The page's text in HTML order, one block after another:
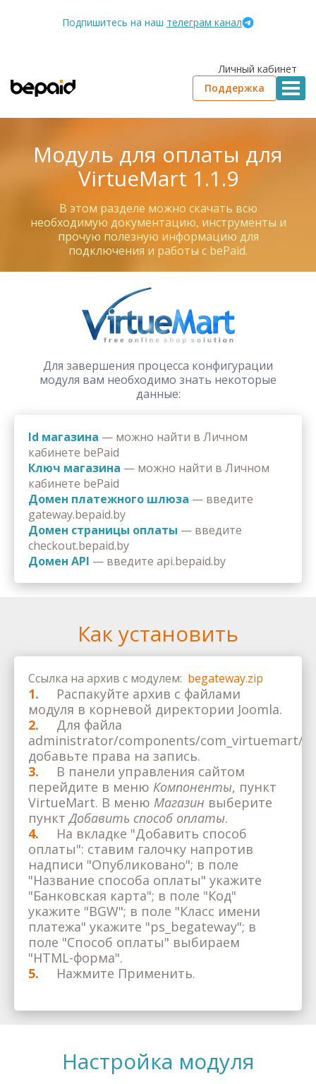
Подпишитесь на наш телеграм канал
Поддержка
Личный кабинет
Модуль для оплаты для
VirtueMart 1.1.9
В этом разделе можно скачать всю
необходимую документацию, инструменты и
прочую полезную информацию для
подключения и работы с bePaid.
Для завершения процесса конфигурации
модуля вам необходимо знать некоторые
данные:
Id магазина — можно найти в Личном
кабинете bePaid
Ключ магазина — можно найти в Личном
кабинете bePaid
Домен платежного шлюза — введите
gateway.bepaid.by
Домен страницы оплаты — введите
checkout.bepaid.by
Домен API — введите api.bepaid.by
Как установить
Ссылка на архив с модулем: begateway.zip
1.
Распакуйте архив с файлами
модуля в корневой директории Joomla.
2.
Для файла
administrator/components/com_virtuemart/
добавьте права на запись.
3.
В панели управления сайтом
перейдите в меню Компоненты, пункт
VirtueMart. В меню Магазин выберите
пунктДобавить способ оплаты.
4.
На вкладке "Добавить способ
оплаты": ставим галочку напротив
надписи "Опубликовано"; в поле
"Название способа оплаты" укажите
"Банковская карта"; в поле "Код"
укажите "BGW"; в поле "Класс имени
платежа" укажите "ps_begateway"; в
поле "Способ оплаты" выбираем
"HTML-форма".
5.
Нажмите Применить.
Настройка модуля